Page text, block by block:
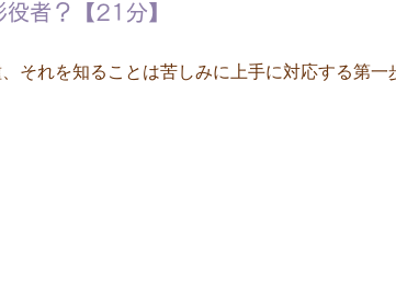
者？【21分】
それを知ることは苦しみに上手に対応する第一